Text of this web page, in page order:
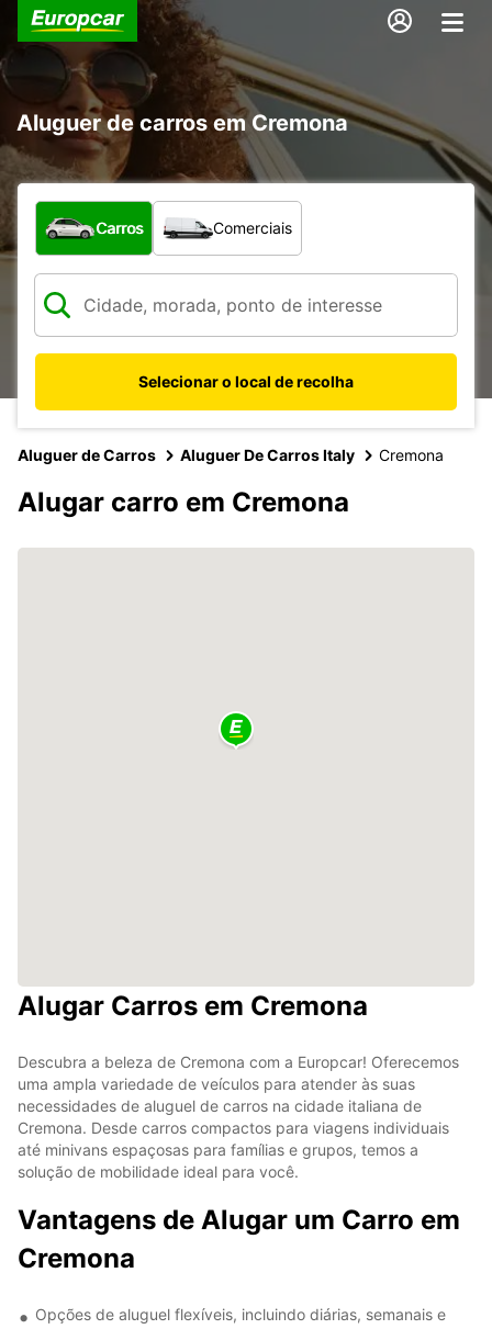
Aluguer de carros em Cremona
Que tipo de veículo pretende?
Carros Comerciais
Selecionar o local de recolha
Aluguer de Carros Aluguer De Carros Italy Cremona
Alugar carro em Cremona
Alugar Carros em Cremona
Descubra a beleza de Cremona com a Europcar! Oferecemos
uma ampla variedade de veículos para atender às suas
necessidades de aluguel de carros na cidade italiana de
Cremona. Desde carros compactos para viagens individuais
até minivans espaçosas para famílias e grupos, temos a
solução de mobilidade ideal para você.
Vantagens de Alugar um Carro em
Cremona
Opções de aluguel flexíveis, incluindo diárias, semanais e